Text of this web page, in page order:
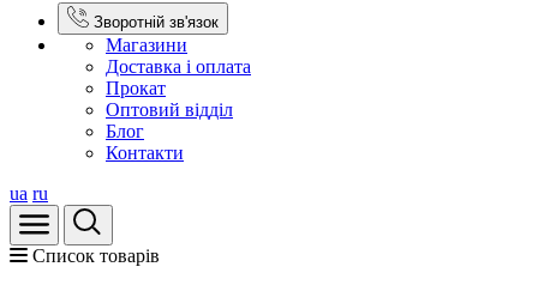
Зворотній зв'язок
Магазини
Доставка і оплата
Прокат
Оптовий відділ
Блог
Контакти
ua ru
Список товарів